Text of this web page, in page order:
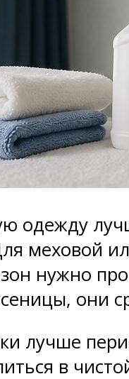
одежду
меховой
нужно
они
лучше
в